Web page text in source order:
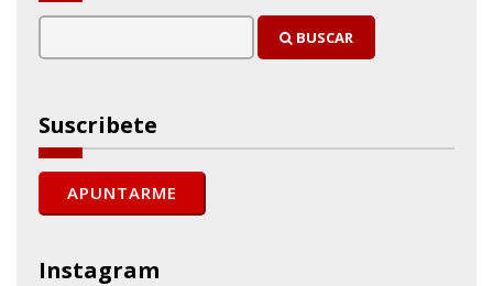
BUSCAR
Suscribete
Instagram